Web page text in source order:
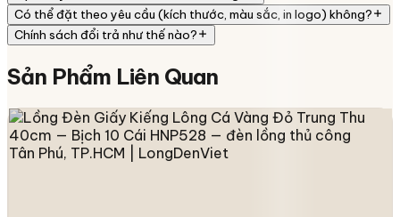
Có thể đặt theo yêu cầu (kích thước, màu sắc, in logo) không?
Chính sách đổi trả như thế nào?
Sản Phẩm Liên Quan